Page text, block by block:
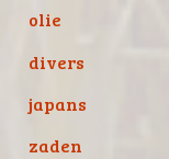
olie
divers
japans
zaden